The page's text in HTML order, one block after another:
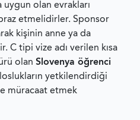
uygun olan evrakları
etmelidirler. Sponsor
kişinin anne ya da
C tipi vize adı verilen kısa
olan Slovenya öğrenci
yetkilendirdiği
müracaat etmek